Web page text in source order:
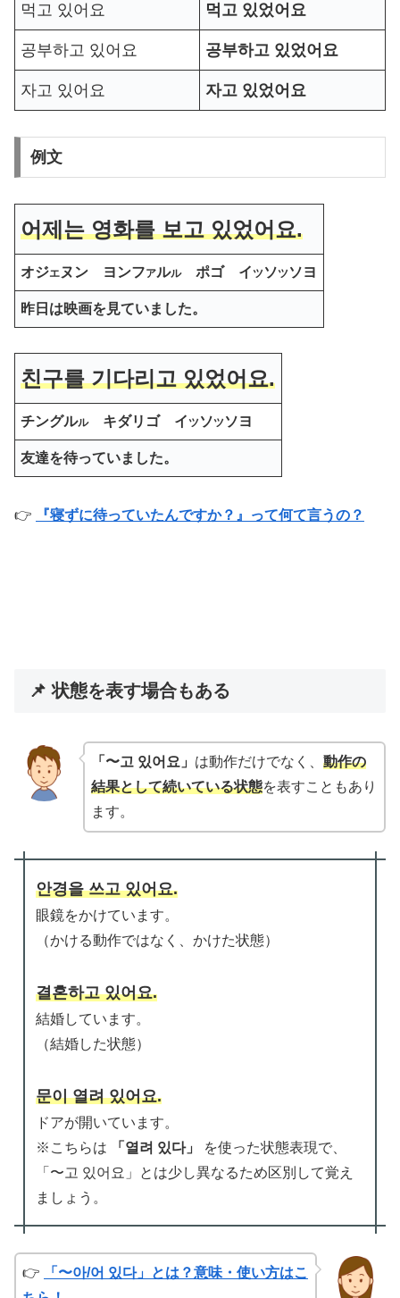
먹고 있어요 먹고 있었어요
공부하고 있어요 공부하고 있었어요
자고 있어요 자고 있었어요
例文
어제는 영화를 보고 있었어요.
オジエ ヌン ヨンフアルルポゴ イツソツソヨ
昨日は映画を見ていました。
친구를 기다리고 있었어요.
チングルルキダリゴ イツソツソヨ
友達を待っていました。
👉 『寝ずに待っていたんですか？』って何て言うの？
📌 状態を表す場合もある
「〜고 있어요」 は動作だけでなく、 動作の
結果として続いている状態を表すこともあり
ます。
안경을 쓰고 있어요.
眼鏡をかけています。
（かける動作ではなく、かけた状態）
결혼하고 있어요.
結婚しています。
（結婚した状態）
문이 열려 있어요.
ドアが開いています。
※こちらは
「열려 있다」
を使った状態表現で、
「〜고 있어요」とは少し異なるため区別して覚え
ましょう。
👉
「〜아/어 있다」とは？意味・使い方はこ